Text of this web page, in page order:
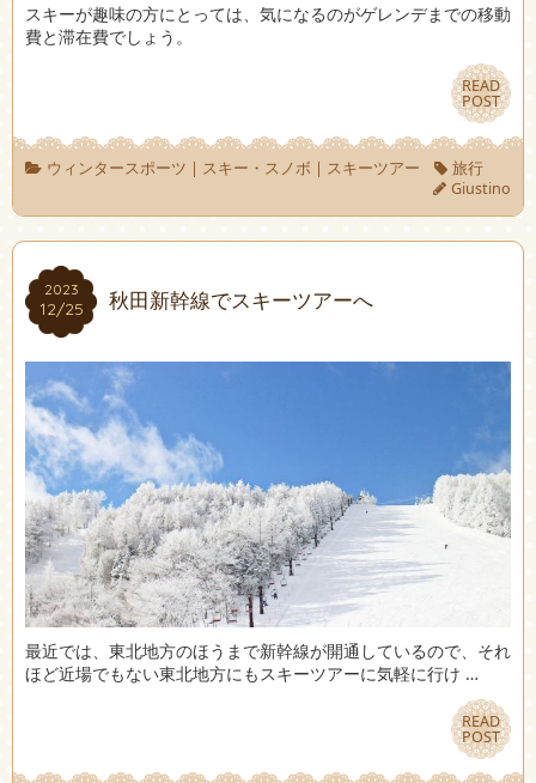
スキーが趣味の方にとっては、気になるのがゲレンデまでの移動
費と滞在費でしょう。
READ
POST
READ
POST
ウィンタースポーツ | スキー・スノボ | スキーツアー
旅行
Giustino
2023
12/25
2023
12/25 秋田新幹線でスキーツアーへ
最近では、東北地方のほうまで新幹線が開通しているので、それ
ほど近場でもない東北地方にもスキーツアーに気軽に行け …
READ
POST
READ
POST